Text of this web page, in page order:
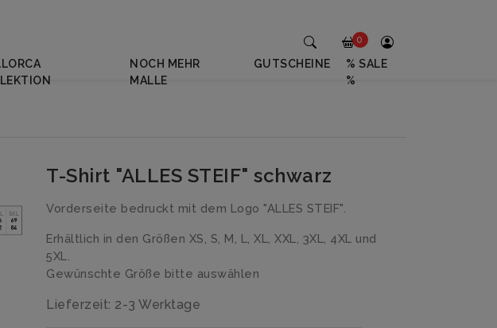
T-Shirt "ALLES STEIF" schwarz
Vorderseite bedruckt mit dem Logo "ALLES STEIF".
Erhältlich in den Größen XS, S, M, L, XL, XXL, 3XL, 4XL und
5XL.
Gewünschte Größe bitte auswählen
Lieferzeit: 2-3 Werktage
0
NOCH MEHR
MALLE
GUTSCHEINE
% SALE
%